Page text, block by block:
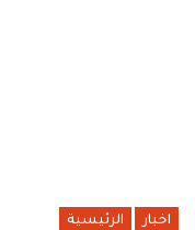
اخبار الرئيسية